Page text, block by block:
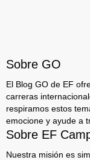
Sobre GO
El Blog GO de EF
carreras
respiramos estos
emocione y ayude a
Sobre EF
Nuestra misión es